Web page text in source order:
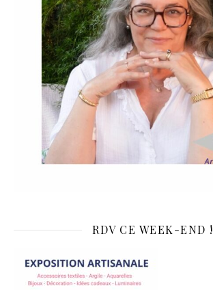
RDV CE WEEK-END !